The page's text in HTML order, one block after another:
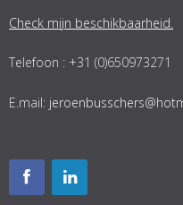
Check mijn beschikbaarheid.
Telefoon : +31 (0)650973271
E.mail: